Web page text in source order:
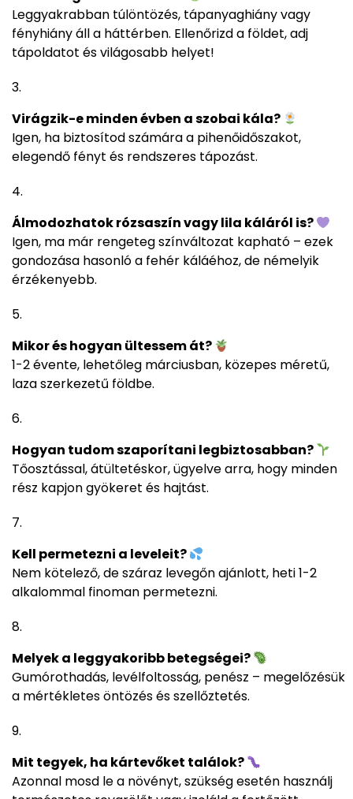
Leggyakrabban túlöntözés, tápanyaghiány vagy
fényhiány áll a háttérben. Ellenőrizd a földet, adj
tápoldatot és világosabb helyet!
Virágzik-e minden évben a szobai kála?
Igen, ha biztosítod számára a pihenőidőszakot,
elegendő fényt és rendszeres tápozást.
Álmodozhatok rózsaszín vagy lila káláról is?
Igen, ma már rengeteg színváltozat kapható – ezek
gondozása hasonló a fehér káláéhoz, de némelyik
érzékenyebb.
Mikor és hogyan ültessem át?
1-2 évente, lehetőleg márciusban, közepes méretű,
laza szerkezetű földbe.
Hogyan tudom szaporítani legbiztosabban?
Tőosztással, átültetéskor, ügyelve arra, hogy minden
rész kapjon gyökeret és hajtást.
Kell permetezni a leveleit?
Nem kötelező, de száraz levegőn ajánlott, heti 1-2
alkalommal finoman permetezni.
Melyek a leggyakoribb betegségei?
Gumórothadás, levélfoltosság, penész – megelőzésük
a mértékletes öntözés és szellőztetés.
Mit tegyek, ha kártevőket találok?
Azonnal mosd le a növényt, szükség esetén használj